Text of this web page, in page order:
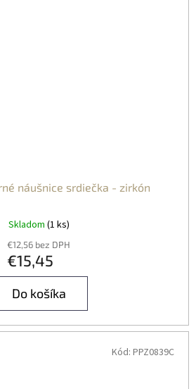
náušnice srdiečka - zirkón
Skladom (1 ks)
€12,56 bez DPH
€15,45
Do košíka
Kód: PPZ0839C